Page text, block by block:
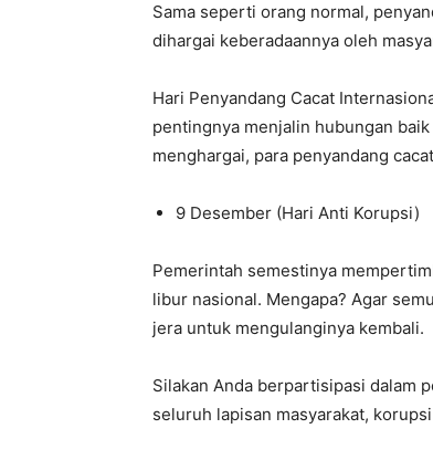
Sama seperti orang normal,
dihargai keberadaannya oleh
Hari Penyandang Cacat
pentingnya menjalin hubungan
menghargai, para penyandang
9 Desember (Hari Anti Korupsi)
Pemerintah semestinya
libur nasional. Mengapa? Agar
jera untuk mengulanginya kembali.
Silakan Anda berpartisipasi dalam
seluruh lapisan masyarakat,